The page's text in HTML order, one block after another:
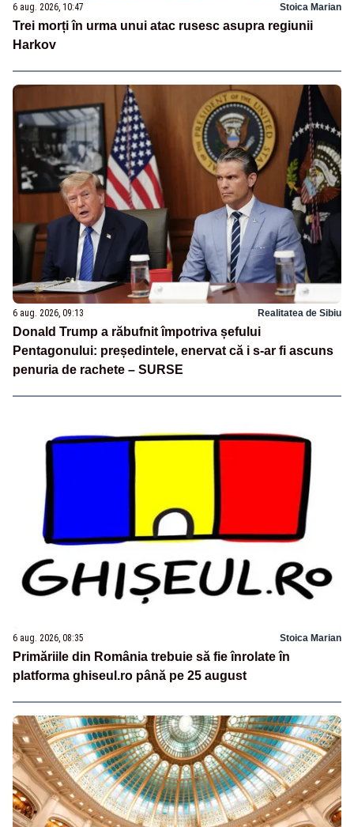
6 aug. 2026, 10:47 Stoica Marian
Trei morți în urma unui atac rusesc asupra regiunii
Harkov
6 aug. 2026, 09:13 Realitatea de Sibiu
Donald Trump a răbufnit împotriva șefului
Pentagonului: președintele, enervat că i s-ar fi ascuns
penuria de rachete – SURSE
6 aug. 2026, 08:35 Stoica Marian
Primăriile din România trebuie să fie înrolate în
platforma ghiseul.ro până pe 25 august